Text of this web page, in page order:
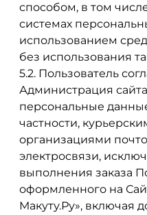
способом, в том
системах
использованием
без использования
5.2. Пользователь
Администрация
персональные
частности,
организациями
электросвязи,
выполнения заказа
оформленного на
Макуту.Ру», включая